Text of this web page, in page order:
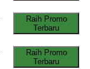
Raih Promo
Terbaru
Raih Promo
Terbaru